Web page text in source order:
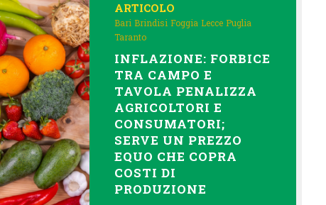
ARTICOLO
Bari Brindisi Foggia Lecce Puglia
Taranto
INFLAZIONE: FORBICE
TRA CAMPO E
TAVOLA PENALIZZA
AGRICOLTORI E
CONSUMATORI;
SERVE UN PREZZO
EQUO CHE COPRA
COSTI DI
PRODUZIONE